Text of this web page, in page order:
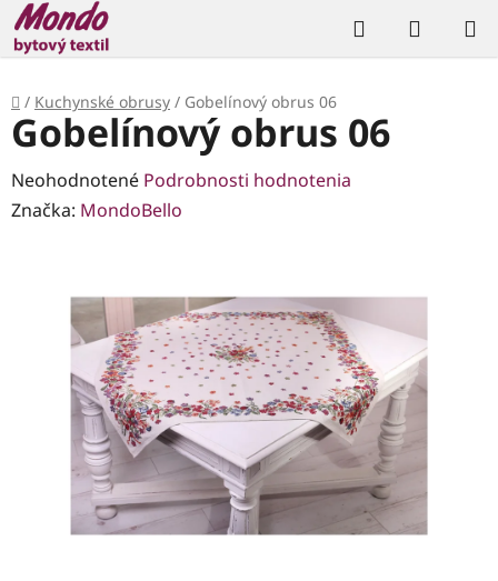
Prejsť
na
obsah
Hľadať
KOŠÍK
Domov
/ Kuchynské obrusy / Gobelínový obrus 06
Gobelínový obrus 06
Priemerné
hodnotenie
hviezdičiek.
Neohodnotené Podrobnosti hodnotenia
Značka: MondoBello